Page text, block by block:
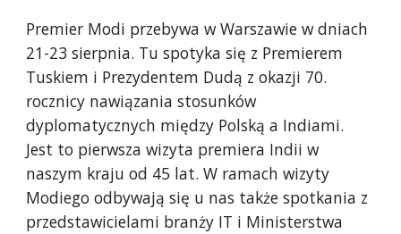
Premier Modi przebywa w Warszawie w dniach
21-23 sierpnia. Tu spotyka się z Premierem
Tuskiem i Prezydentem Dudą z okazji 70.
rocznicy nawiązania stosunków
dyplomatycznych między Polską a Indiami.
Jest to pierwsza wizyta premiera Indii w
naszym kraju od 45 lat. W ramach wizyty
Modiego odbywają się u nas także spotkania z
przedstawicielami branży IT i Ministerstwa